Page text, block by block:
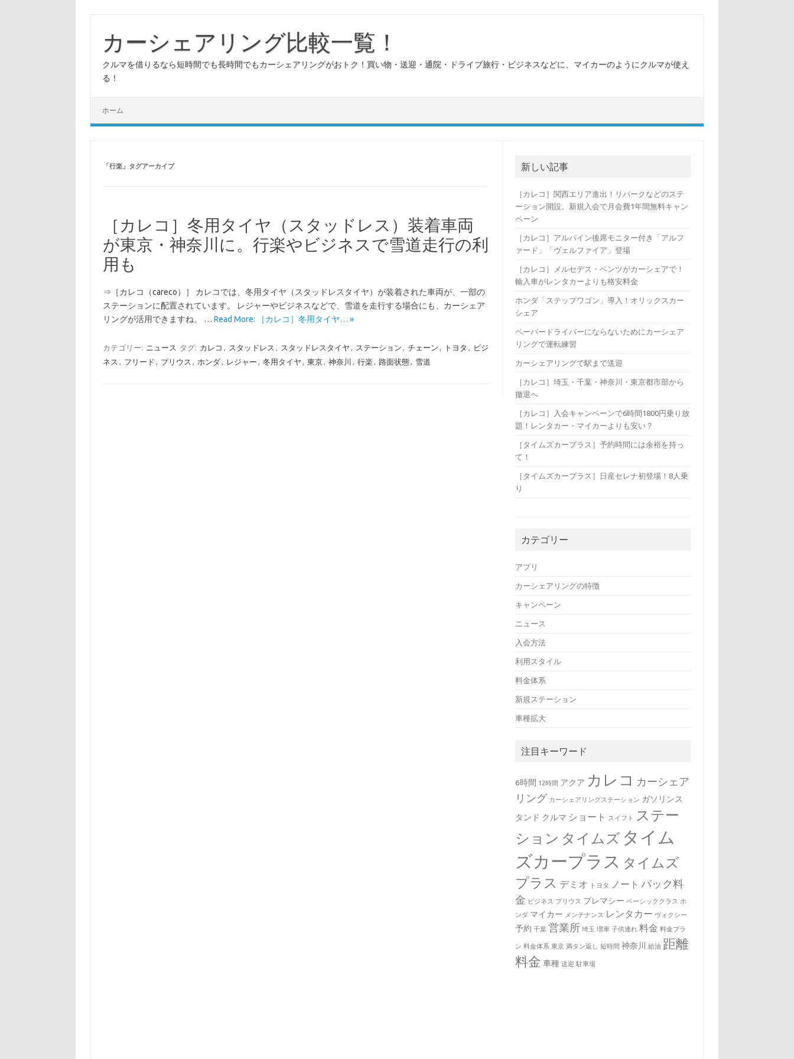
カーシェアリング比較一覧！
クルマを借りるなら短時間でも長時間でもカーシェアリングがおトク！買い物・送迎・通院・ドライブ旅行・ビジネスなどに、マイカーのようにクルマが使え
る！
ホーム
「行楽」タグアーカイブ
［カレコ］冬用タイヤ（スタッドレス）装着車両
が東京・神奈川に。行楽やビジネスで雪道走行の利
用も
⇒［カレコ（careco）］ カレコでは、冬用タイヤ（スタッドレスタイヤ）が装着された車両が、一部の
ステーションに配置されています。 レジャーやビジネスなどで、雪道を走行する場合にも、カーシェア
リングが活用できますね。 … Read More: ［カレコ］冬用タイヤ… »
カテゴリー: ニュース タグ: カレコ , スタッドレス , スタッドレスタイヤ , ステーション , チェーン , トヨタ , ビジ
ネス , フリード , プリウス , ホンダ, レジャー , 冬用タイヤ , 東京, 神奈川 , 行楽 , 路面状態, 雪道
新しい記事
［カレコ］関西エリア進出！リパークなどのステ
ーション開設。新規入会で月会費1年間無料キャン
ペーン
［カレコ］アルパイン後席モニター付き「アルフ
ァード」「ヴェルファイア」登場
［カレコ］メルセデス・ベンツがカーシェアで！
輸入車がレンタカーよりも格安料金
ホンダ「ステップワゴン」導入！オリックスカー
シェア
ペーパードライバーにならないためにカーシェア
リングで運転練習
カーシェアリングで駅まで送迎
［カレコ］埼玉・千葉・神奈川・東京都市部から
撤退へ
［カレコ］入会キャンペーンで6時間1800円乗り放
題！レンタカー・マイカーよりも安い？
［タイムズカープラス］予約時間には余裕を持っ
て！
［タイムズカープラス］日産セレナ初登場！8人乗
り
カテゴリー
アプリ
カーシェアリングの特徴
キャンペーン
ニュース
入会方法
利用スタイル
料金体系
新規ステーション
車種拡大
注目キーワード
6時間 12時間 アクア カレコ カーシェア
リング カーシェアリングステーション ガソリンス
タンド クルマ ショート スイフト
ステー
ション タイムズ タイム
ズカープラス タイムズ
プラス デミオ トヨタ ノート パック料
金 ビジネス プリウス プレマシー ベーシッククラス ホ
ンダ マイカー メンテナンス レンタカー ヴォクシー
予約 千葉 営業所 埼玉 増車 子供連れ 料金 料金プラ
ン 料金体系 東京 満タン返し 短時間 神奈川 給油 距離
料金 車種 送迎 駐車場